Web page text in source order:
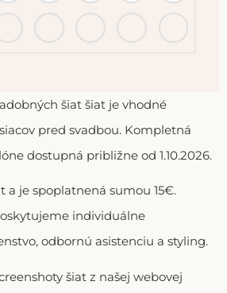
šiat šiat je vhodné
pred svadbou. Kompletná
dostupná približne od 1.10.2026.
a je spoplatnená sumou 15€.
individuálne
odbornú asistenciu a styling.
šiat z našej webovej